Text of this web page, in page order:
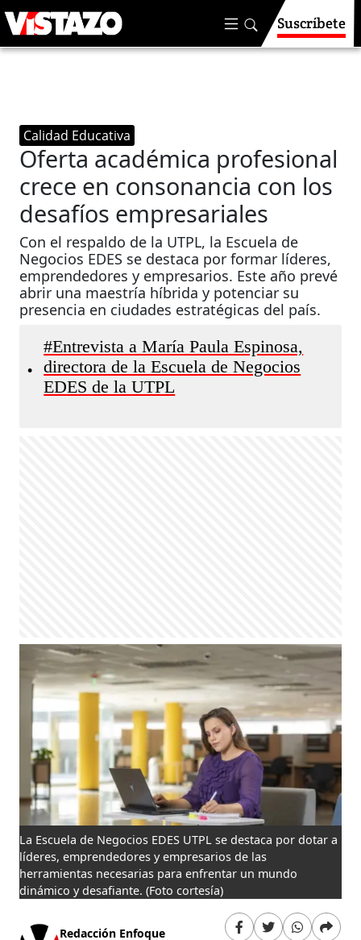
Suscríbete
Calidad Educativa
Oferta académica profesional
crece en consonancia con los
desafíos empresariales
Con el respaldo de la UTPL, la Escuela de
Negocios EDES se destaca por formar líderes,
emprendedores y empresarios. Este año prevé
abrir una maestría híbrida y potenciar su
presencia en ciudades estratégicas del país.
•
#Entrevista a María Paula Espinosa,
directora de la Escuela de Negocios
EDES de la UTPL
La Escuela de Negocios EDES UTPL se destaca por dotar a
líderes, emprendedores y empresarios de las
herramientas necesarias para enfrentar un mundo
dinámico y desafiante. (Foto cortesía)
Redacción Enfoque